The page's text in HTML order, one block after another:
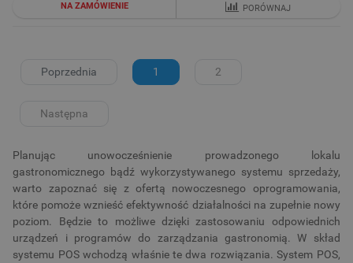
NA ZAMÓWIENIE PORÓWNAJ
Poprzednia 1 2
Następna
Planując unowocześnienie prowadzonego lokalu
gastronomicznego bądź wykorzystywanego systemu sprzedaży,
warto zapoznać się z ofertą nowoczesnego oprogramowania,
które pomoże wznieść efektywność działalności na zupełnie nowy
poziom. Będzie to możliwe dzięki zastosowaniu odpowiednich
urządzeń i programów do zarządzania gastronomią. W skład
systemu POS wchodzą właśnie te dwa rozwiązania. System POS,